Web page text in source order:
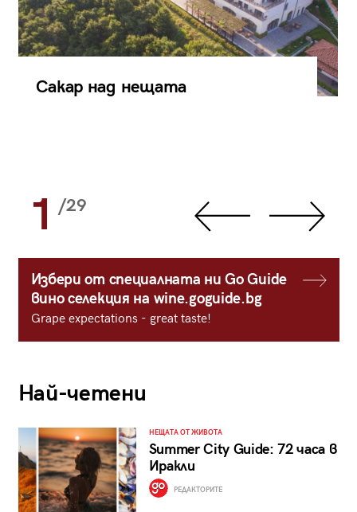
Сакар над нещата
1 /29
Избери от специалната ни Go Guide
вино селекция на wine.goguide.bg
Grape expectations - great taste!
Най-четени
НЕЩАТА ОТ ЖИВОТА
Summer City Guide: 72 часа в
Иракли
РЕДАКТОРИТЕ